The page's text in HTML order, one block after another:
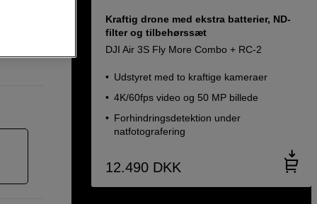
Kraftig drone med ekstra batterier, ND-
filter og tilbehørssæt
DJI Air 3S Fly More Combo + RC-2
Udstyret med to kraftige kameraer
4K/60fps video og 50 MP billede
Forhindringsdetektion under
natfotografering
12.490 DKK